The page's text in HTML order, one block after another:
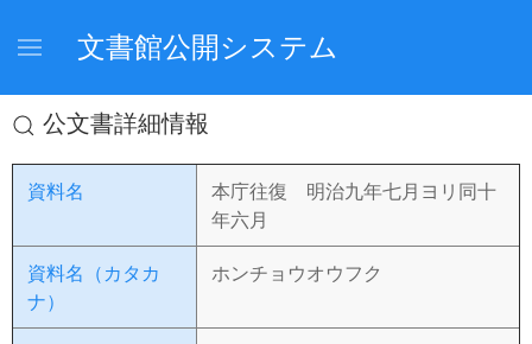
文書館公開システム
公文書詳細情報
資料名
本庁往復 明治九年七月ヨリ同十
年六月
資料名（カタカ
ナ）
ホンチョウオウフク